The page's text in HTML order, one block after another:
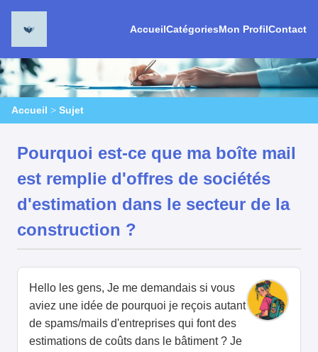
AccueilCatégoriesMon ProfilContact
Accueil > Sujet
Pourquoi est-ce que ma boîte mail
est remplie d'offres de sociétés
d'estimation dans le secteur de la
construction ?
Hello les gens, Je me demandais si vous
aviez une idée de pourquoi je reçois autant
de spams/mails d'entreprises qui font des
estimations de coûts dans le bâtiment ? Je